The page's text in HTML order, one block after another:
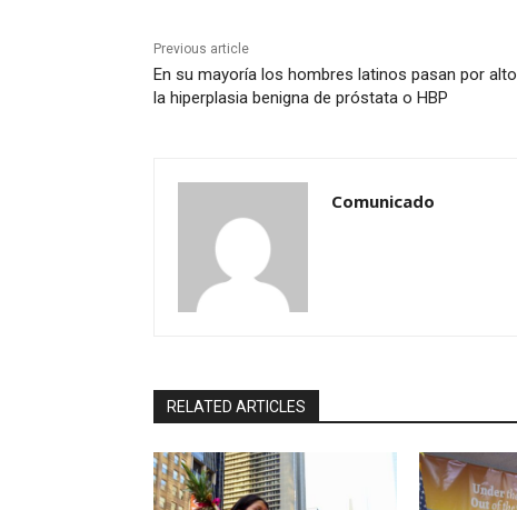
Previous article
En su mayoría los hombres latinos pasan por alto
la hiperplasia benigna de próstata o HBP
Comunicado
RELATED ARTICLES